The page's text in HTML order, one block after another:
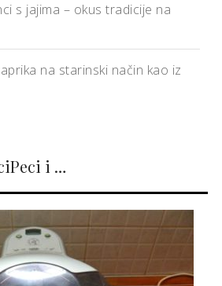
s jajima – okus tradicije na
na starinski način kao iz
i …